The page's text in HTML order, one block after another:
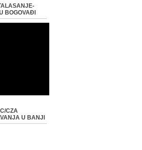
BOGOVAĐI
CZA
U BANJI